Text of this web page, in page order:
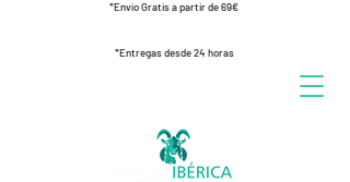
*Envío Gratis a partir de 69€
*Entregas desde 24 horas